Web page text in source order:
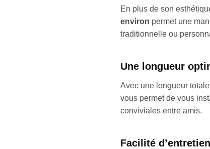
En plus de son
environ permet une
traditionnelle ou
Une longueur
Avec une longueur
vous permet de vous
conviviales entre amis.
Facilité